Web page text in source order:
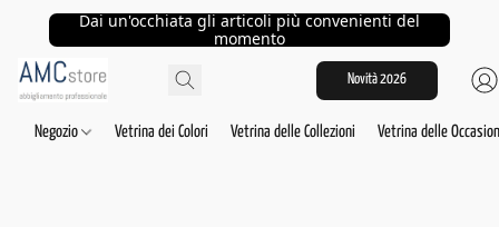
Dai un'occhiata gli articoli più convenienti del
momento
Novità 2026
Negozio Vetrina dei Colori Vetrina delle Collezioni Vetrina delle